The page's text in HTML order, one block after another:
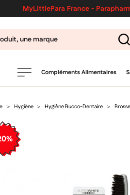
MyLittlePara France -
PRODUITS
Compléments Alimentaires
Hygiène Hygiène Bucco-Dentaire